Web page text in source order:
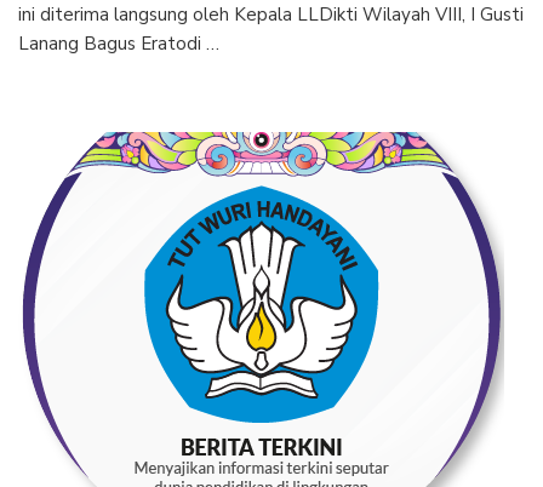
ini diterima langsung oleh Kepala LLDikti Wilayah VIII, I Gusti
Lanang Bagus Eratodi …